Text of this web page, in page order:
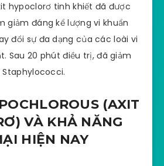
hypoclorơ tinh khiết đã được
giảm đáng kể lượng vi khuẩn
đổi sự đa dạng của các loài vi
Sau 20 phút điều trị, đã giảm
Staphylococci.
(AXIT
VÀ KHẢ NĂNG
HIỆN NAY